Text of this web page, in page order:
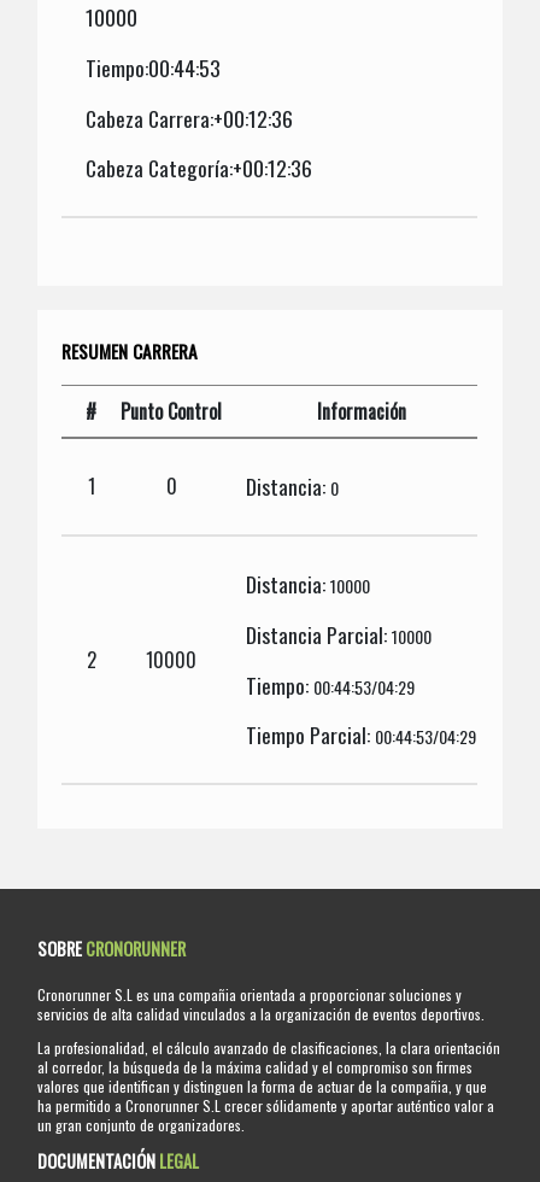
10000
Tiempo:00:44:53
Cabeza Carrera:+00:12:36
Cabeza Categoría:+00:12:36
RESUMEN CARRERA
# Punto Control Información
1 0 Distancia: 0
2 10000
Distancia:10000
Distancia Parcial:10000
Tiempo: 00:44:53/04:29
Tiempo Parcial: 00:44:53/04:29
SOBRECRONORUNNER
Cronorunner S.L es una compañia orientada a proporcionar soluciones y
servicios de alta calidad vinculados a la organización de eventos deportivos.
La profesionalidad, el cálculo avanzado de clasificaciones, la clara orientación
al corredor, la búsqueda de la máxima calidad y el compromiso son firmes
valores que identifican y distinguen la forma de actuar de la compañia, y que
ha permitido a Cronorunner S.L crecer sólidamente y aportar auténtico valor a
un gran conjunto de organizadores.
DOCUMENTACIÓNLEGAL